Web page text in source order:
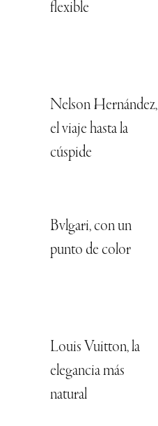
flexible
Nelson Hernández,
el viaje hasta la
cúspide
Bvlgari, con un
punto de color
Louis Vuitton, la
elegancia más
natural